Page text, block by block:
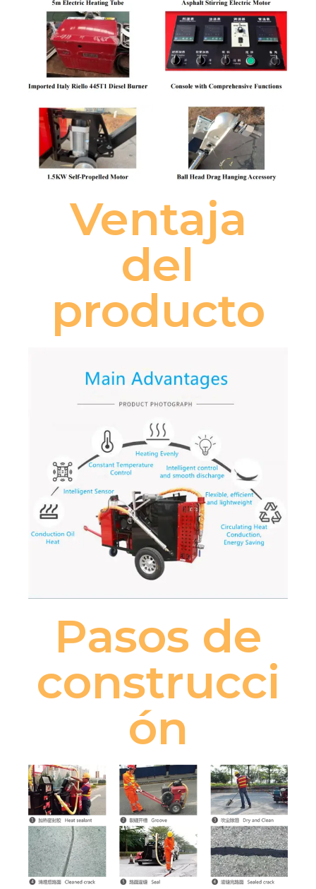
Ventaja
del
producto
Pasos de
construcci
ón